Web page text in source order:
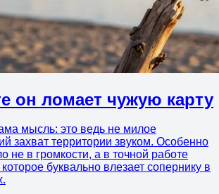
он ломает чужую карту
мысль: это ведь не милое
захват территории звуком. Особенно
не в громкости, а в точной работе
буквально влезает сопернику в